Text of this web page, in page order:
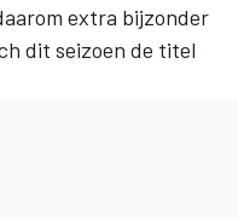
extra bijzonder
dit seizoen de titel